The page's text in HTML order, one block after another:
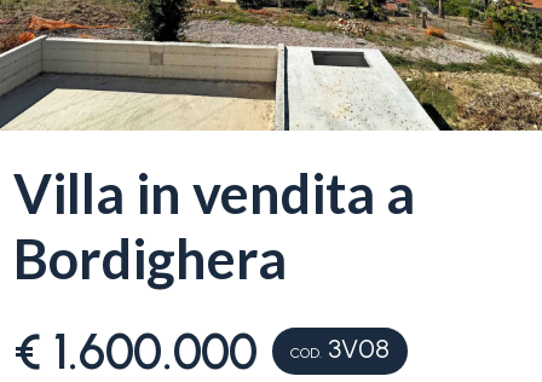
Villa in vendita a
Bordighera
€ 1.600.000 COD. 3V08
I
nostri
servizi
La
Liguria
Ricerca
Blog
Tipologia
-
multiscelta